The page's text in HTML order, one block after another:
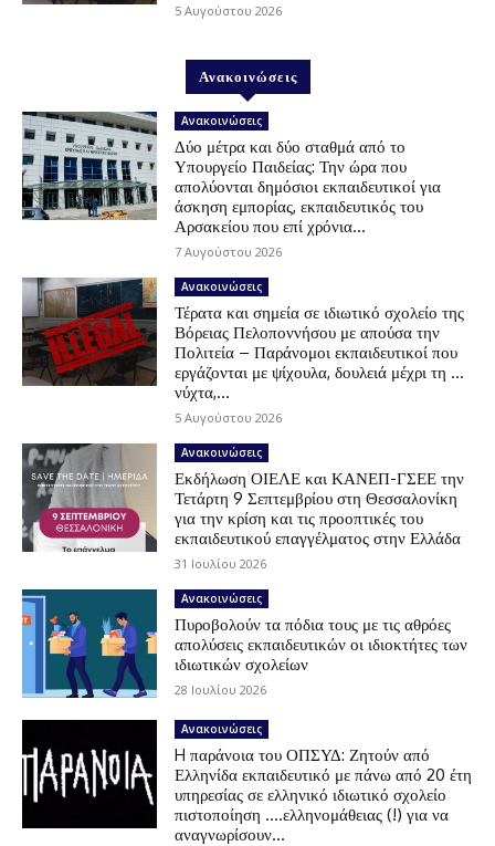
5 Αυγούστου 2026
Ανακοινώσεις
Ανακοινώσεις
Δύο μέτρα και δύο σταθμά από το
Υπουργείο Παιδείας: Την ώρα που
απολύονται δημόσιοι εκπαιδευτικοί για
άσκηση εμπορίας, εκπαιδευτικός του
Αρσακείου που επί χρόνια...
7 Αυγούστου 2026
Ανακοινώσεις
Τέρατα και σημεία σε ιδιωτικό σχολείο της
Βόρειας Πελοποννήσου με απούσα την
Πολιτεία – Παράνομοι εκπαιδευτικοί που
εργάζονται με ψίχουλα, δουλειά μέχρι τη …
νύχτα,...
5 Αυγούστου 2026
Ανακοινώσεις
Εκδήλωση ΟΙΕΛΕ και ΚΑΝΕΠ-ΓΣΕΕ την
Τετάρτη 9 Σεπτεμβρίου στη Θεσσαλονίκη
για την κρίση και τις προοπτικές του
εκπαιδευτικού επαγγέλματος στην Ελλάδα
31 Ιουλίου 2026
Ανακοινώσεις
Πυροβολούν τα πόδια τους με τις αθρόες
απολύσεις εκπαιδευτικών οι ιδιοκτήτες των
ιδιωτικών σχολείων
28 Ιουλίου 2026
Ανακοινώσεις
H παράνοια του ΟΠΣΥΔ: Ζητούν από
Ελληνίδα εκπαιδευτικό με πάνω από 20 έτη
υπηρεσίας σε ελληνικό ιδιωτικό σχολείο
πιστοποίηση ….ελληνομάθειας (!) για να
αναγνωρίσουν...